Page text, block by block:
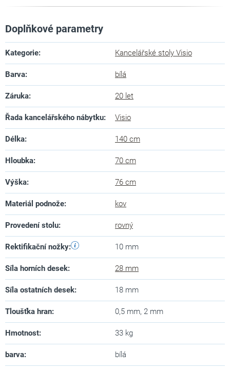
Doplňkové parametry
Kategorie: Kancelářské stoly Visio
Barva: bílá
Záruka: 20 let
Řada kancelářského nábytku: Visio
Délka: 140 cm
Hloubka: 70 cm
Výška: 76 cm
Materiál podnože: kov
Provedení stolu: rovný
Rektifikační nožky: 10 mm
Síla horních desek: 28 mm
Síla ostatních desek: 18 mm
Tloušťka hran: 0,5 mm, 2 mm
Hmotnost: 33 kg
barva: bílá